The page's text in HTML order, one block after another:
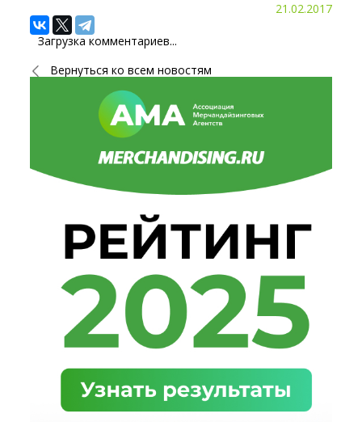
21.02.2017
Загрузка комментариев...
Вернуться ко всем новостям